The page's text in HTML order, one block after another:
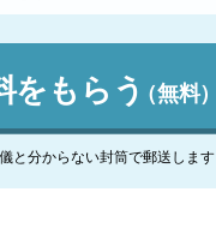
をもらう（無料）
と分からない封筒で郵送します